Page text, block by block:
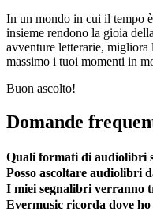
In un mondo in cui il tempo
insieme rendono la gioia
avventure letterarie,
massimo i tuoi momenti in
Buon ascolto!
Domande
Quali formati di audiolibri
Posso ascoltare audiolibri
I miei segnalibri verranno
Evermusic ricorda dove ho